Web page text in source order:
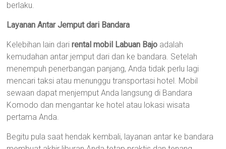
berlaku.
Layanan Antar Jemput dari Bandara
Kelebihan lain darirental mobil Labuan Bajo adalah
kemudahan antar jemput dari dan ke bandara. Setelah
menempuh penerbangan panjang, Anda tidak perlu lagi
mencari taksi atau menunggu transportasi hotel. Mobil
sewaan dapat menjemput Anda langsung di Bandara
Komodo dan mengantar ke hotel atau lokasi wisata
pertama Anda.
Begitu pula saat hendak kembali, layanan antar ke bandara